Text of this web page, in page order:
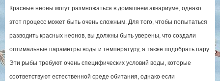
Красные неоны могут размножаться в домашнем аквариуме, однако
этот процесс может быть очень сложным. Для того, чтобы попытаться
разводить красных неонов, вы должны быть уверены, что создали
оптимальные параметры воды и температуру, а также подобрать пару.
Эти рыбы требуют очень специфических условий воды, которые
соответствуют естественной среде обитания, однако если